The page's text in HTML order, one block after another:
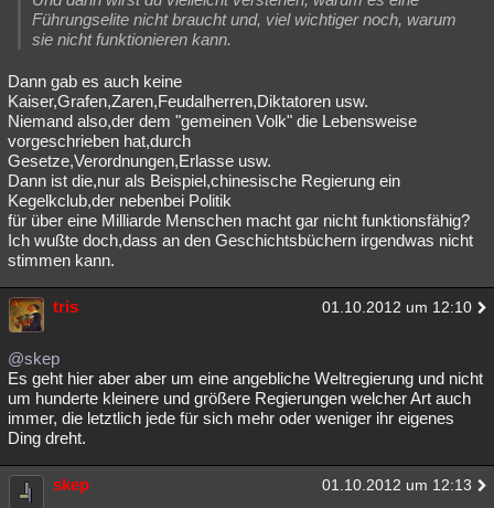
Führungselite nicht braucht und, viel wichtiger noch, warum
sie nicht funktionieren kann.
Dann gab es auch keine
Kaiser,Grafen,Zaren,Feudalherren,Diktatoren usw.
Niemand also,der dem "gemeinen Volk" die Lebensweise
vorgeschrieben hat,durch
Gesetze,Verordnungen,Erlasse usw.
Dann ist die,nur als Beispiel,chinesische Regierung ein
Kegelkclub,der nebenbei Politik
für über eine Milliarde Menschen macht gar nicht funktionsfähig?
Ich wußte doch,dass an den Geschichtsbüchern irgendwas nicht
stimmen kann.
tris 01.10.2012 um 12:10
@skep
Es geht hier aber aber um eine angebliche Weltregierung und nicht
um hunderte kleinere und größere Regierungen welcher Art auch
immer, die letztlich jede für sich mehr oder weniger ihr eigenes
Ding dreht.
skep 01.10.2012 um 12:13